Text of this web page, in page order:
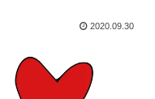
2020.09.30